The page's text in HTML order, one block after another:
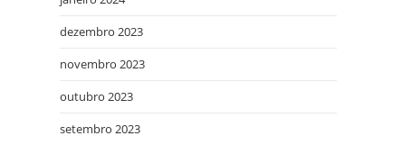
dezembro 2023
novembro 2023
outubro 2023
setembro 2023